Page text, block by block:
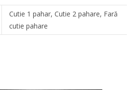
Cutie 1 pahar, Cutie 2 pahare, Fară
cutie pahare